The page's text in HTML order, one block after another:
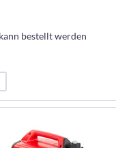
bestellt werden